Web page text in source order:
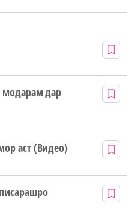
дар
аст (Видео)